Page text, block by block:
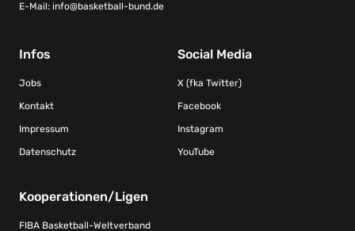
E-Mail: info@basketball-bund.de
Infos
Jobs
Kontakt
Impressum
Datenschutz
Social Media
X (fka Twitter)
Facebook
Instagram
YouTube
Kooperationen/Ligen
FIBA Basketball-Weltverband